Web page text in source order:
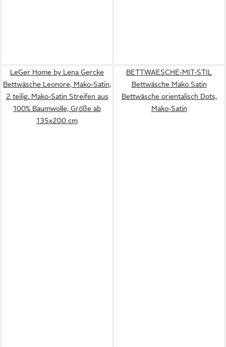
LeGer Home by Lena Gercke
Bettwäsche Leonore, Mako-Satin,
2 teilig, Mako-Satin Streifen aus
100% Baumwolle, Größe ab
135x200 cm
BETTWAESCHE-MIT-STIL
Bettwäsche Mako Satin
Bettwäsche orientalisch Dots,
Mako-Satin